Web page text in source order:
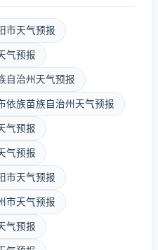
市天气预报
气预报
自治州天气预报
依族苗族自治州天气预报
气预报
气预报
市天气预报
市天气预报
气预报